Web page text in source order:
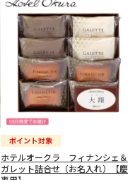
ホテルオークラ フィナンシェ＆
ガレット詰合せ（お名入れ）【慶